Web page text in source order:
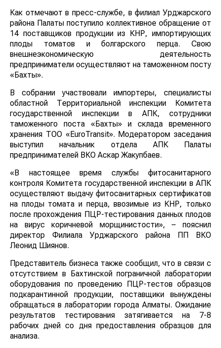
Как отмечают в пресс-службе, в филиал Урджарского
района Палаты поступило коллективное обращение от
14 поставщиков продукции из КНР, импортирующих
плоды томатов и болгарского перца. Свою
внешнеэкономическую деятельность
предприниматели осуществляют на таможенном посту
«Бахты».
В собрании участвовали импортеры, специалисты
областной Территориальной инспекции Комитета
государственной инспекции в АПК, сотрудники
таможенного поста «Бахты» и склада временного
хранения ТОО «EuroTransit». Модератором заседания
выступил начальник отдела АПК Палаты
предпринимателей ВКО Аскар Жакупбаев.
«В настоящее время службы фитосанитарного
контроля Комитета государственной инспекции в АПК
осуществляют выдачу фитосанитарных сертификатов
на плоды томата и перца, ввозимые из КНР, только
после прохождения ПЦР-тестирования данных плодов
на вирус коричневой морщинистости», – пояснил
директор Филиала Урджарского района ПП ВКО
Леонид Шиянов.
Представитель бизнеса также сообщил, что в связи с
отсутствием в Бахтинской пограничной лаборатории
оборудования по проведению ПЦР-тестов образцов
подкарантинной продукции, поставщики вынуждены
обращаться в лаборатории города Алматы. Ожидание
результатов тестирования затягивается на 7-8
рабочих дней со дня предоставления образцов для
анализа.